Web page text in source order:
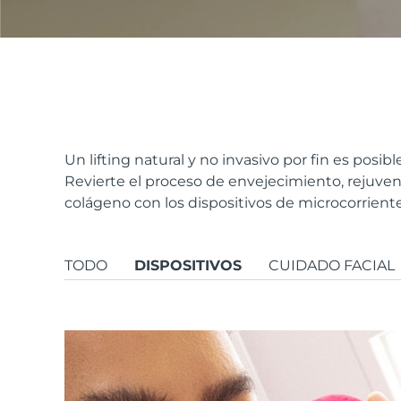
Un lifting natural y no invasivo por fin es
Revierte el proceso de envejecimiento,
colágeno con los dispositivos de
TODO DISPOSITIVOS CUIDADO FACIAL
FAQ™ Dual LED Panel